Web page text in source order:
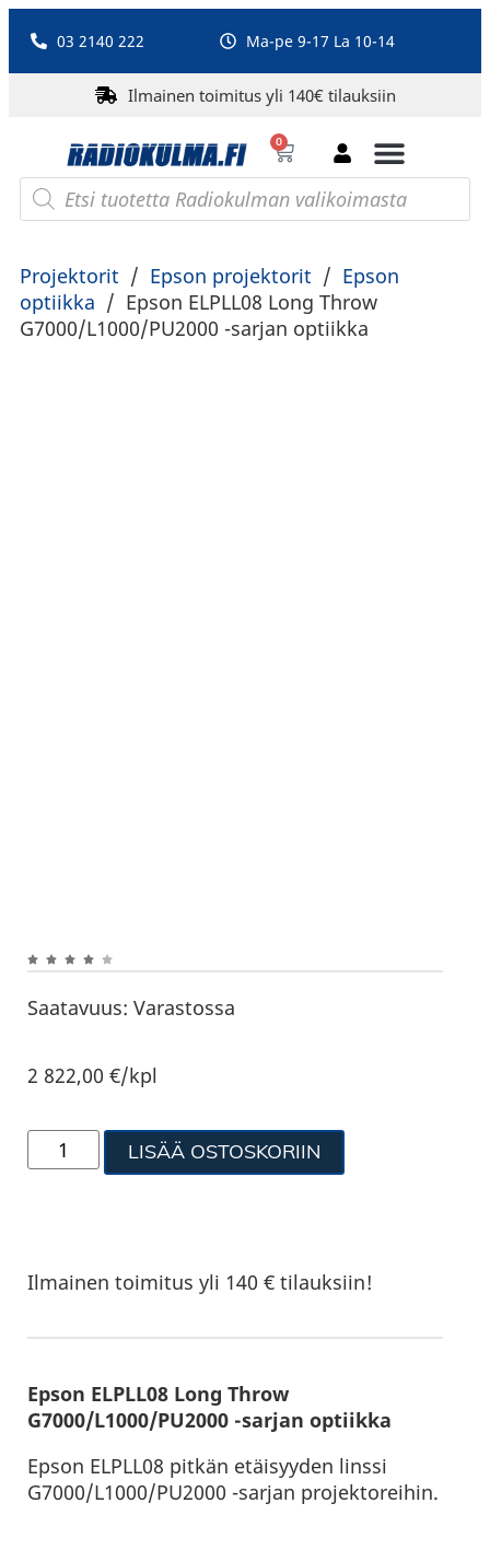
03 2140 222 Ma-pe 9-17 La 10-14
Ilmainen toimitus yli 140€ tilauksiin
0
Projektorit / Epson projektorit / Epson
optiikka / Epson ELPLL08 Long Throw
G7000/L1000/PU2000 -sarjan optiikka
Saatavuus: Varastossa
2 822,00€/kpl
LISÄÄ OSTOSKORIIN
Ilmainen toimitus yli 140 € tilauksiin!
Epson ELPLL08 Long Throw
G7000/L1000/PU2000 -sarjan optiikka
Epson ELPLL08 pitkän etäisyyden linssi
G7000/L1000/PU2000 -sarjan projektoreihin.